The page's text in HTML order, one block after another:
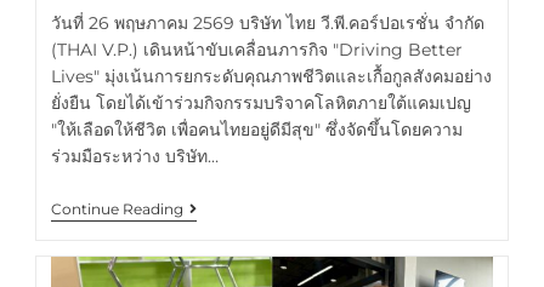
วันที่ 26 พฤษภาคม 2569 บริษัท ไทย วี.พี.คอร์ปอเรชั่น จำกัด
(THAI V.P.) เดินหน้าขับเคลื่อนภารกิจ "Driving Better
Lives" มุ่งเน้นการยกระดับคุณภาพชีวิตและเกื้อกูลสังคมอย่าง
ยั่งยืน โดยได้เข้าร่วมกิจกรรมบริจาคโลหิตภายใต้แคมเปญ
"ให้เลือดให้ชีวิต เพื่อคนไทยอยู่ดีมีสุข" ซึ่งจัดขึ้นโดยความ
ร่วมมือระหว่าง บริษัท…
Continue Reading